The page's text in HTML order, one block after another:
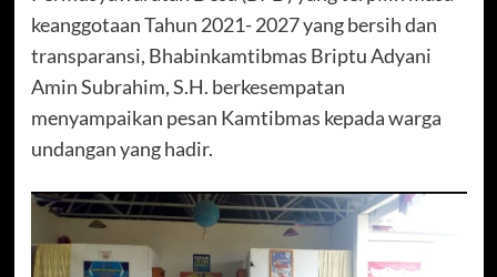
keanggotaan Tahun 2021- 2027 yang bersih dan
transparansi, Bhabinkamtibmas Briptu Adyani
Amin Subrahim, S.H. berkesempatan
menyampaikan pesan Kamtibmas kepada warga
undangan yang hadir.